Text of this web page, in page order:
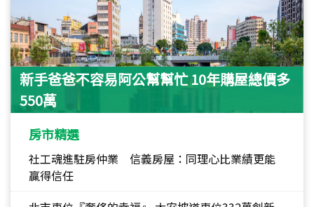
新手爸爸不容易阿公幫幫忙 10年購屋總價多
550萬
房市精選
社工魂進駐房仲業 信義房屋：同理心比業績更能
贏得信任